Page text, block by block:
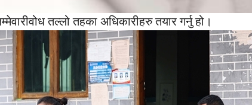
तल्लो तहका अधिकारीहरु तयार गर्नु हो।